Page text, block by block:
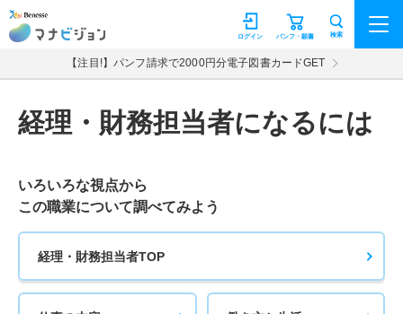
マナビジョン パンフ・願書
ログイン 検索
【注目!】パンフ請求で2000円分電子図書カードGET
経理・財務担当者になるには
いろいろな視点から
この職業について調べてみよう
経理・財務担当者TOP